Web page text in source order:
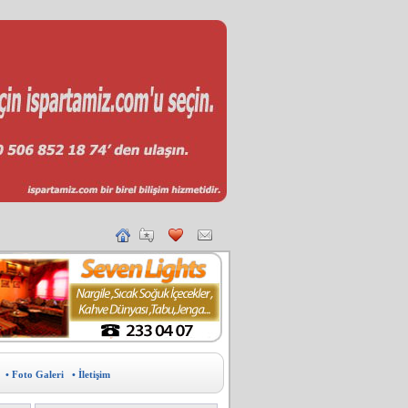
• Foto Galeri • İletişim